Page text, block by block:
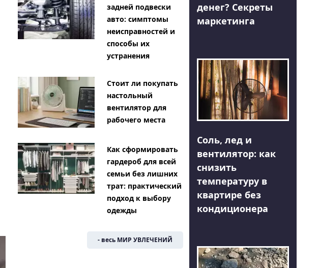
задней подвески
авто: симптомы
неисправностей и
способы их
устранения
Стоит ли покупать
настольный
вентилятор для
рабочего места
Как сформировать
гардероб для всей
семьи без лишних
трат: практический
подход к выбору
одежды
- весь МИР УВЛЕЧЕНИЙ
денег? Секреты
маркетинга
Соль, лед и
вентилятор: как
снизить
температуру в
квартире без
кондиционера